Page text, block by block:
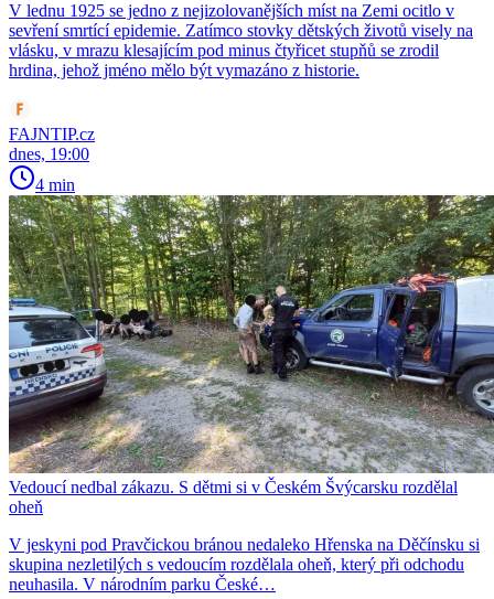
V lednu 1925 se jedno z nejizolovanějších míst na Zemi ocitlo v
sevření smrtící epidemie. Zatímco stovky dětských životů visely na
vlásku, v mrazu klesajícím pod minus čtyřicet stupňů se zrodil
hrdina, jehož jméno mělo být vymazáno z historie.
FAJNTIP.cz
dnes, 19:00
4 min
Vedoucí nedbal zákazu. S dětmi si v Českém Švýcarsku rozdělal
oheň
V jeskyni pod Pravčickou bránou nedaleko Hřenska na Děčínsku si
skupina nezletilých s vedoucím rozdělala oheň, který při odchodu
neuhasila. V národním parku České…